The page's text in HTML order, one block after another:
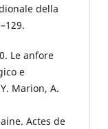
della
Le anfore
e
Marion, A.
Actes de